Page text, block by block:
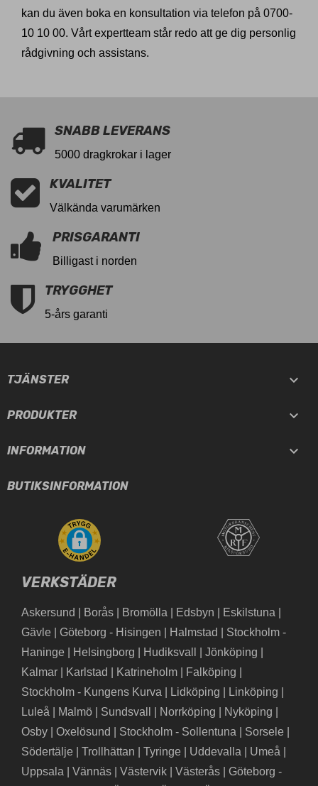
kan du även boka en konsultation via telefon på 0700-
10 10 00. Vårt expertteam står redo att ge dig personlig
rådgivning och assistans.
SNABB LEVERANS
5000 dragkrokar i lager
KVALITET
Välkända varumärken
PRISGARANTI
Billigast i norden
TRYGGHET
5-års garanti
TJÄNSTER 
PRODUKTER 
INFORMATION 
BUTIKSINFORMATION
VERKSTÄDER
Askersund Borås Bromölla Edsbyn Eskilstuna
Gävle
Göteborg - Hisingen Halmstad
Stockholm -
Haninge
Helsingborg Hudiksvall Jönköping
Kalmar
Karlstad Katrineholm Falköping
Stockholm - Kungens Kurva
Lidköping Linköping
Luleå
Malmö Sundsvall Norrköping Nyköping
Osby
Oxelösund Stockholm - Sollentuna Sorsele
Södertälje
Trollhättan Tyringe Uddevalla Umeå
Uppsala
Vännäs Västervik Västerås
Göteborg -